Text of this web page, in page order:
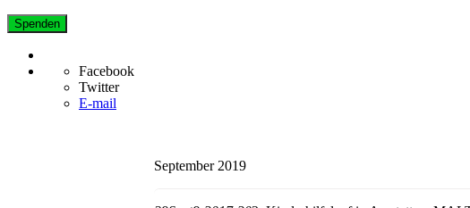
Spenden
Facebook
Twitter
E-mail
September 2019